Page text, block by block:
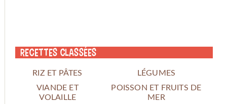
Recettes classées
RIZ ET PÂTES
LÉGUMES
VIANDE ET
VOLAILLE
POISSON ET FRUITS DE
MER